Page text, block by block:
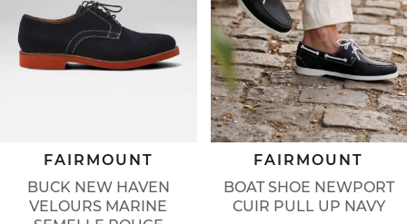
BUCK NEW HAVEN
VELOURS MARINE
FAIRMOUNT
BOAT SHOE NEWPORT
CUIR PULL UP NAVY
FAIRMOUNT